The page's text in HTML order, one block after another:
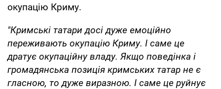
окупацію Криму.
"Кримські татари досі дуже емоційно
переживають окупацію Криму. І саме це
дратує окупаційну владу. Якщо поведінка і
громадянська позиція кримських татар не є
гласною, то дуже виразною. І саме це руйнує